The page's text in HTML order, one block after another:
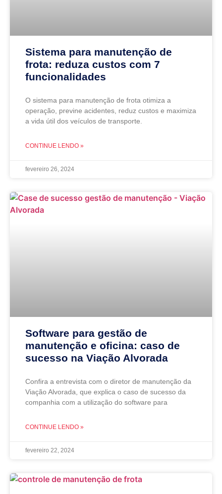
Sistema para manutenção de
frota: reduza custos com 7
funcionalidades
O sistema para manutenção de frota otimiza a
operação, previne acidentes, reduz custos e maximiza
a vida útil dos veículos de transporte.
CONTINUE LENDO »
fevereiro 26, 2024
Software para gestão de
manutenção e oficina: caso de
sucesso na Viação Alvorada
Confira a entrevista com o diretor de manutenção da
Viação Alvorada, que explica o caso de sucesso da
companhia com a utilização do software para
CONTINUE LENDO »
fevereiro 22, 2024